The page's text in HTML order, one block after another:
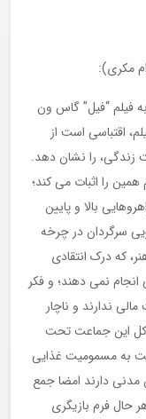
فیلم “فیل” گاس ون
اقتباسی است از
را نشان دهد.
را اثبات می کند؛
بالا و پایین
سرگردان در چرخه
که درک انتقادی
نمی دهند؛ و فکر
ندارند و ناچار
کل این جماعت تحت
به مسمومیت غذایی
مدنی دارند امضا جمع
حال فرم بازیگری